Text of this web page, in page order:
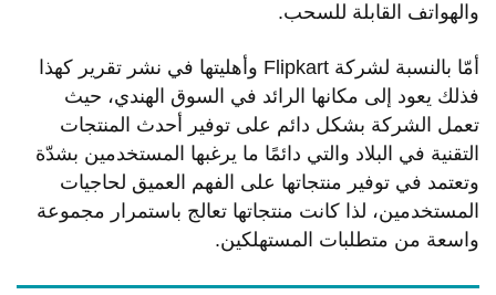
والهواتف القابلة للسحب.
أمّا بالنسبة لشركة Flipkart وأهليتها في نشر تقرير كهذا
فذلك يعود إلى مكانها الرائد في السوق الهندي، حيث
تعمل الشركة بشكل دائم على توفير أحدث المنتجات
التقنية في البلاد والتي دائمًا ما يرغبها المستخدمين بشدّة
وتعتمد في توفير منتجاتها على الفهم العميق لحاجيات
المستخدمين، لذا كانت منتجاتها تعالج باستمرار مجموعة
واسعة من متطلبات المستهلكين.